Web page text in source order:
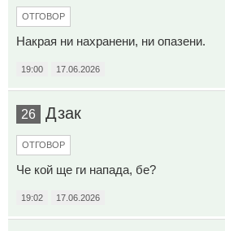
ОТГОВОР
Накрая ни нахранени, ни опазени.
19:00 17.06.2026
26 Дзак
ОТГОВОР
Че кой ще ги напада, бе?
19:02 17.06.2026